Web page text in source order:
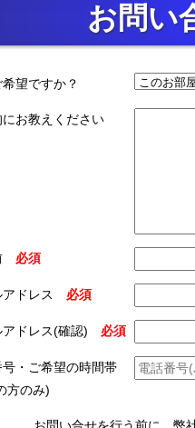
お問い
望ですか？
お教えください
アドレス
アドレス(確認)
号・ご希望の時間帯
方のみ)